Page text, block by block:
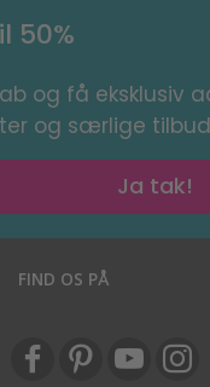
50%
og få eksklusiv
og særlige
Ja tak!
FIND OS PÅ